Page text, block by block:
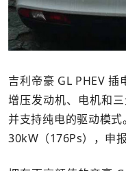
吉利帝豪 GL PHEV
增压发动机、电机和
并支持纯电的驱动模
30kW（176Ps），申